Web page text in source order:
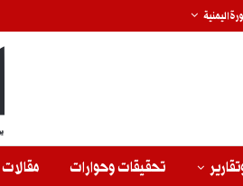
اليمنية
تحقيقات وحوارات مقالات